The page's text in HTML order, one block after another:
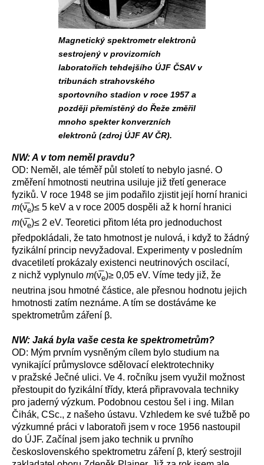
Magnetický spektrometr elektronů
sestrojený v provizorních
laboratořích tehdejšího ÚJF ČSAV v
tribunách strahovského
sportovního stadion v roce 1957 a
později přemístěný do Řeže změřil
mnoho spekter konverzních
elektronů (zdroj ÚJF AV ČR).
NW: A v tom neměl pravdu?
OD: Neměl, ale téměř půl století to nebylo jasné. O
změření hmotnosti neutrina usiluje již třetí generace
fyziků. V roce 1948 se jim podařilo zjistit její horní hranici
m(ν̅e)≤ 5 keV a v roce 2005 dospěli až k horní hranici
m(ν̅e)≤ 2 eV. Teoretici přitom léta pro jednoduchost
předpokládali, že tato hmotnost je nulová, i když to žádný
fyzikální princip nevyžadoval. Experimenty v posledním
dvacetiletí prokázaly existenci neutrinových oscilací,
z nichž vyplynulo m(ν̅e)≥ 0,05 eV. Víme tedy již, že
neutrina jsou hmotné částice, ale přesnou hodnotu jejich
hmotnosti zatím neznáme. A tím se dostáváme ke
spektrometrům záření β.
NW: Jaká byla vaše cesta ke spektrometrům?
OD: Mým prvním vysněným cílem bylo studium na
vynikající průmyslovce sdělovací elektrotechniky
v pražské Ječné ulici. Ve 4. ročníku jsem využil možnost
přestoupit do fyzikální třídy, která připravovala techniky
pro jaderný výzkum. Podobnou cestou šel i ing. Milan
Čihák, CSc., z našeho ústavu. Vzhledem ke své tužbě po
výzkumné práci v laboratoři jsem v roce 1956 nastoupil
do ÚJF. Začínal jsem jako technik u prvního
československého spektrometru záření β, který sestrojil